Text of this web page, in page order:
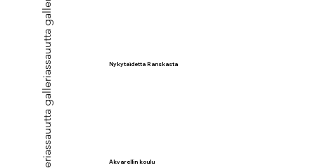
Nykytaidetta Ranskasta
Akvarellin koulu